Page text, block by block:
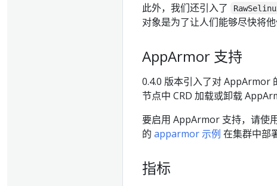
此外，我们还引入了
对象是为了让人们能够尽快将
AppArmor 支持
0.4.0 版本引入了对 AppArmor
节点中 CRD 加载或卸载
要启用 AppArmor 支持，请使
的 apparmor 示例 在集群中部
指标